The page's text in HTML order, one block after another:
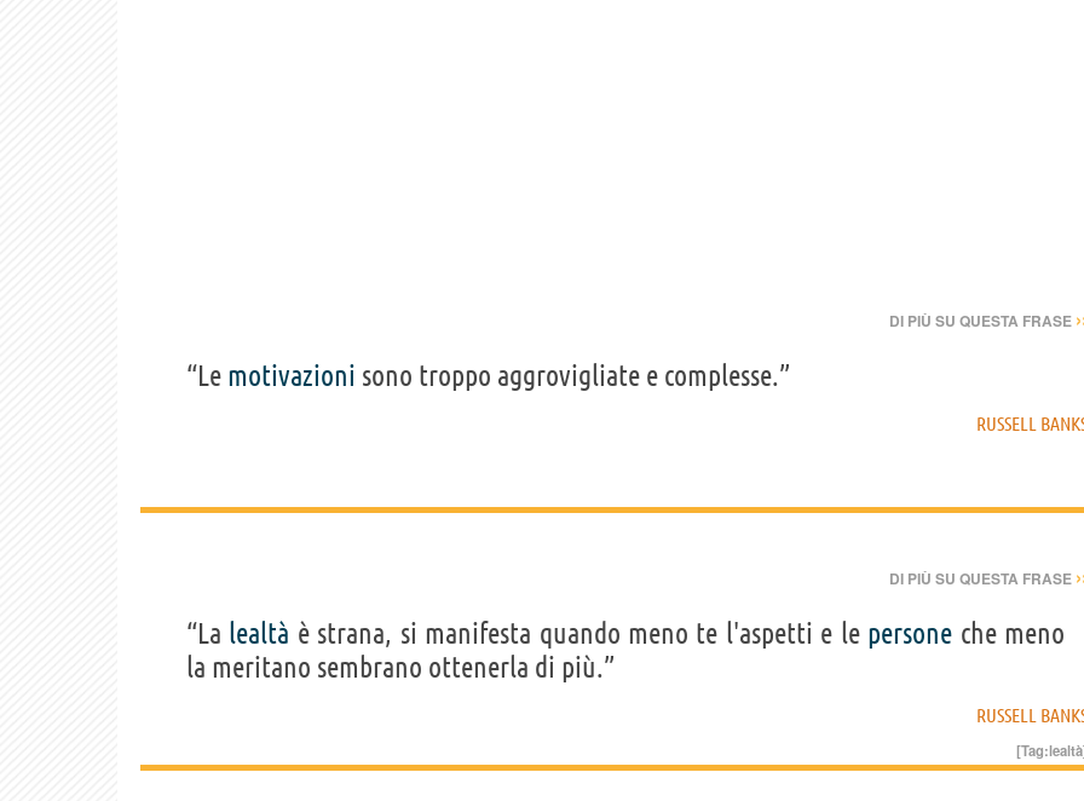
DI PIÙ SU QUESTA FRASE
“Le motivazioni sono troppo aggrovigliate e complesse.”
RUSSELL
DI PIÙ SU QUESTA FRASE
“La lealtà è strana, si manifesta quando meno te l'aspetti e le persone che meno
la meritano sembrano ottenerla di più.”
RUSSELL
[Tag:lealtà